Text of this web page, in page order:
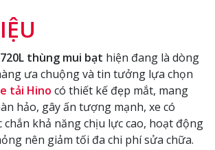
thùng mui bạt hiện đang là dòng
ưa chuộng và tin tưởng lựa chọn
tải Hino có thiết kế đẹp mắt, mang
hảo, gây ấn tượng mạnh, xe có
chắn khả năng chịu lực cao, hoạt động
nên giảm tối đa chi phí sửa chữa.